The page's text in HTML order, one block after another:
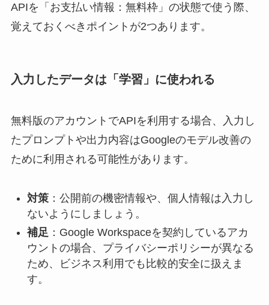
APIを「お支払い情報：無料枠」の状態で使う際、
覚えておくべきポイントが2つあります。
入力したデータは「学習」に使われる
無料版のアカウントでAPIを利用する場合、入力し
たプロンプトや出力内容はGoogleのモデル改善の
ために利用される可能性があります。
対策：公開前の機密情報や、個人情報は入力し
ないようにしましょう。
補足 ：Google Workspaceを契約しているアカ
ウントの場合、プライバシーポリシーが異なる
ため、ビジネス利用でも比較的安全に扱えま
す。